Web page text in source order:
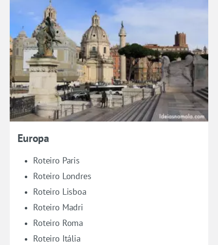
Europa
Roteiro Paris
Roteiro Londres
Roteiro Lisboa
Roteiro Madri
Roteiro Roma
Roteiro Itália